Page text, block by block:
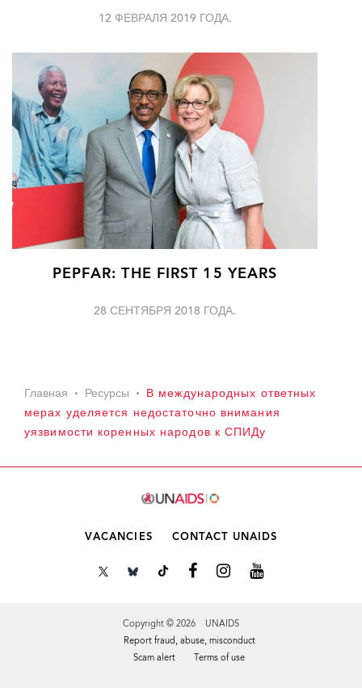
12 ФЕВРАЛЯ 2019 ГОДА.
PEPFAR: THE FIRST 15 YEARS
28 СЕНТЯБРЯ 2018 ГОДА.
Главная Ресурсы
В международных ответных
мерах уделяется недостаточно внимания
уязвимости коренных народов к СПИДу
VACANCIES CONTACT UNAIDS
Copyright © 2026 UNAIDS
Report fraud, abuse, misconduct
Scam alert
Terms of use